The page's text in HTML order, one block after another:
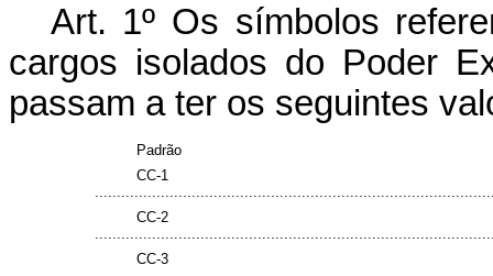
Art. 1º Os símbolos
cargos isolados do Poder
passam a ter os seguintes
Padrão
CC-1
CC-2
CC-3